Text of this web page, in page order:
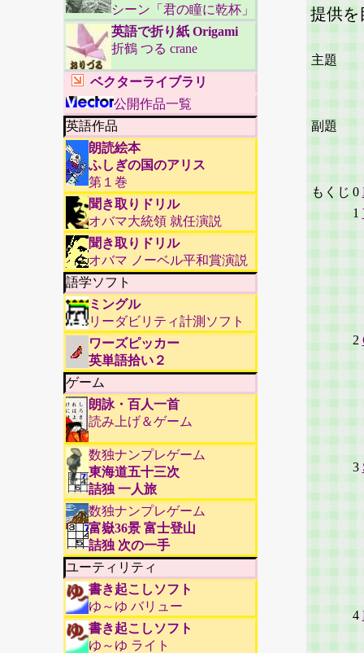
シーン「君の瞳に乾杯」
英語で折り紙 Origami
折鶴 つる crane
ベクターライブラリ
公開作品一覧
英語作品
朗読絵本
ふしぎの国のアリス
第１巻
聞き取りドリル
オバマ大統領 就任演説
聞き取りドリル
オバマ ノーベル平和賞演説
語学ソフト
ミングル
リーダビリティ計測ソフト
ワーズピッカー
英単語拾い２
ゲーム
朗詠・百人一首
読み上げ＆ゲーム
数独ナンプレゲーム
東海道五十三次
詰独 一人旅
数独ナンプレゲーム
富嶽36景 富士登山
詰独 次の一手
ユーティリティ
書き起こしソフト
ゆ～ゆ バリュー
書き起こしソフト
ゆ～ゆ ライト
提供を
主題
副題
もくじ 0
1
2
3
4